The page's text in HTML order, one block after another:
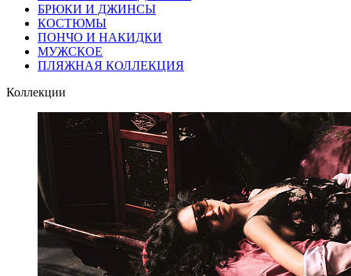
БРЮКИ И ДЖИНСЫ
КОСТЮМЫ
ПОНЧО И НАКИДКИ
МУЖСКОЕ
ПЛЯЖНАЯ КОЛЛЕКЦИЯ
Коллекции